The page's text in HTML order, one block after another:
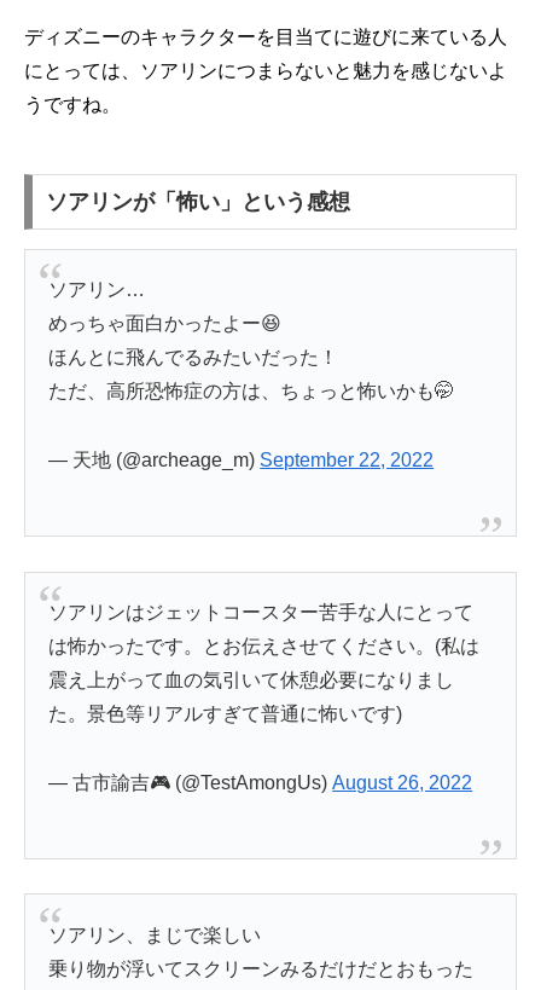
ディズニーのキャラクターを目当てに遊びに来ている人
にとっては、ソアリンにつまらないと魅力を感じないよ
うですね。
ソアリンが「怖い」という感想
ソアリン…
めっちゃ面白かったよー😆
ほんとに飛んでるみたいだった！
ただ、高所恐怖症の方は、ちょっと怖いかも🤭
— 天地 (@archeage_m) September 22, 2022
ソアリンはジェットコースター苦手な人にとって
は怖かったです。とお伝えさせてください。(私は
震え上がって血の気引いて休憩必要になりまし
た。景色等リアルすぎて普通に怖いです)
— 古市諭吉🎮 (@TestAmongUs)August 26, 2022
ソアリン、まじで楽しい
乗り物が浮いてスクリーンみるだけだとおもった